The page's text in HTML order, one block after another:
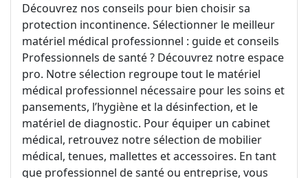
Découvrez nos conseils pour bien choisir sa
protection incontinence. Sélectionner le meilleur
matériel médical professionnel : guide et conseils
Professionnels de santé ? Découvrez notre espace
pro. Notre sélection regroupe tout le matériel
médical professionnel nécessaire pour les soins et
pansements, l’hygiène et la désinfection, et le
matériel de diagnostic. Pour équiper un cabinet
médical, retrouvez notre sélection de mobilier
médical, tenues, mallettes et accessoires. En tant
que professionnel de santé ou entreprise, vous